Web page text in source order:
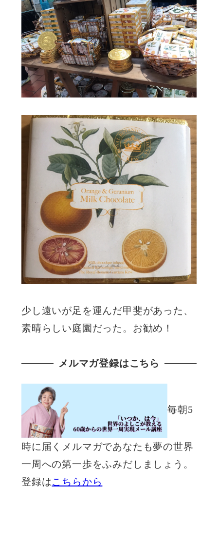
少し遠いが足を運んだ甲斐があった、
素晴らしい庭園だった。お勧め！
メルマガ登録はこちら
毎朝5
時に届くメルマガであなたも夢の世界
一周への第一歩をふみだしましょう。
登録はこちらから